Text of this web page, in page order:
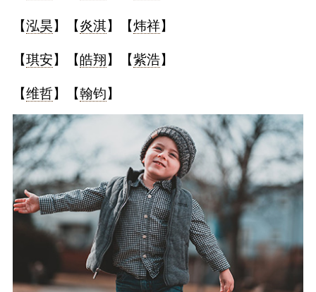
【泓昊】【炎淇】【炜祥】
【琪安】【皓翔】【紫浩】
【维哲】【翰钧】